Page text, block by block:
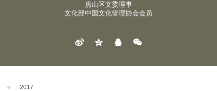
房山区文委理事
文化部中国文化管理协会会员
2017